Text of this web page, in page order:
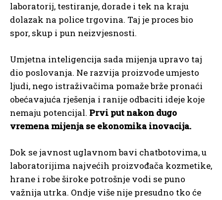
laboratorij, testiranje, dorade i tek na kraju
dolazak na police trgovina. Taj je proces bio
spor, skup i pun neizvjesnosti.
Umjetna inteligencija sada mijenja upravo taj
dio poslovanja. Ne razvija proizvode umjesto
ljudi, nego istraživačima pomaže brže pronaći
obećavajuća rješenja i ranije odbaciti ideje koje
nemaju potencijal. Prvi put nakon dugo
vremena mijenja se ekonomika inovacija.
Dok se javnost uglavnom bavi chatbotovima, u
laboratorijima najvećih proizvođača kozmetike,
hrane i robe široke potrošnje vodi se puno
važnija utrka. Ondje više nije presudno tko će